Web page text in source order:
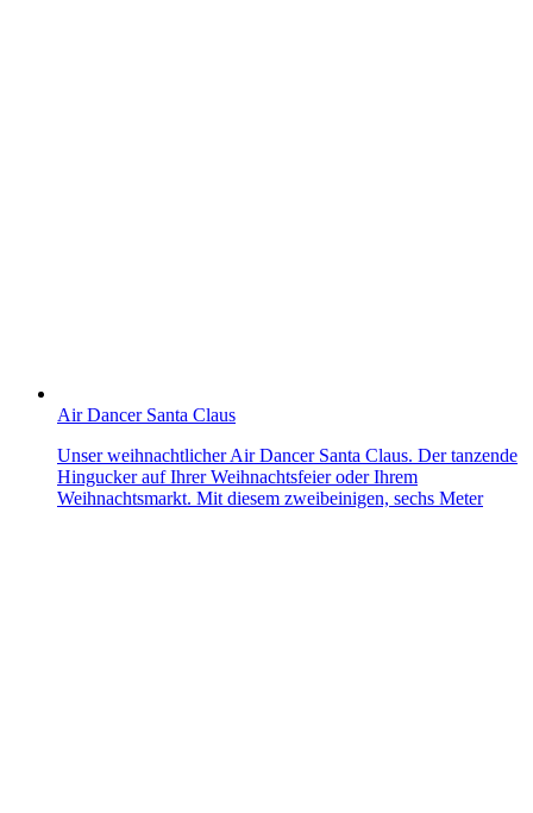
Air Dancer Santa Claus
Unser weihnachtlicher Air Dancer Santa Claus. Der tanzende
Hingucker auf Ihrer Weihnachtsfeier oder Ihrem
Weihnachtsmarkt. Mit diesem zweibeinigen, sechs Meter